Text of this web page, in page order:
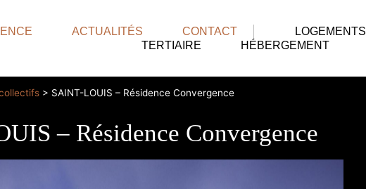
ACTUALITÉS CONTACT LOGEMENTS
TERTIAIRE
HÉBERGEMENT
> SAINT-LOUIS – Résidence Convergence
– Résidence Convergence